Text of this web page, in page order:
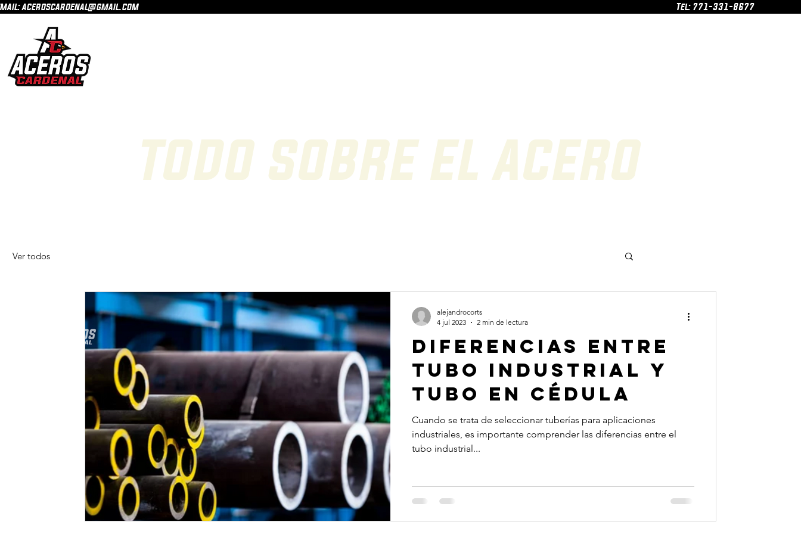
Tel: 771-331-8677
aceroscardenal@gmail.com
todo sobre el acero
Ver todos
Diferencias entre
Tubo Industrial y
Tubo en Cédula
Cuando se trata de seleccionar tuberías para aplicaciones
industriales, es importante comprender las diferencias entre el
tubo industrial...
alejandrocorts
4 jul 2023
2 min de lectura